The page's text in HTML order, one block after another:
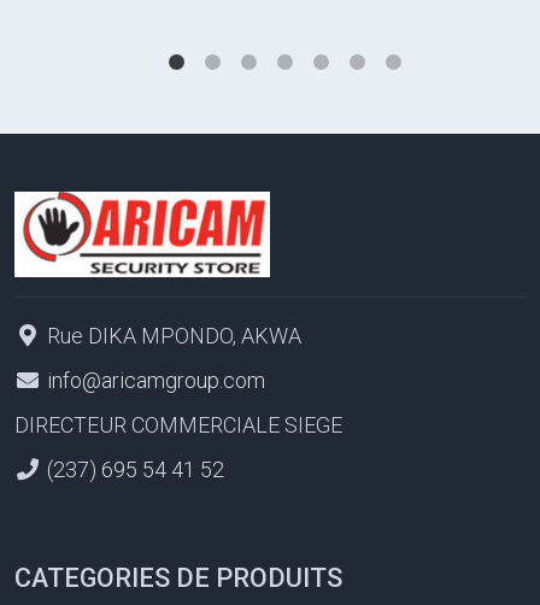
Rue DIKA MPONDO, AKWA
info@aricamgroup.com
DIRECTEUR COMMERCIALE SIEGE
(237) 695 54 41 52
CATEGORIES DE PRODUITS